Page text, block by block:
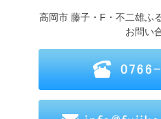
高岡市 藤子・F・不二雄ふ
お問い